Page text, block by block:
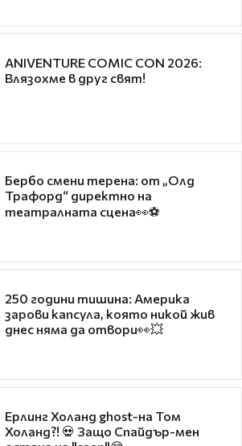
ANIVENTURE COMIC CON 2026:
Влязохме в друг свят!
Бербо смени терена: от „Олд
Трафорд“ директно на
театралната сцена👀⚽
250 години тишина: Америка
зарови капсула, която никой жив
днес няма да отвори👀💥
Ерлинг Холанд ghost-на Том
Холанд?! 💀 Защо Спайдър-мен